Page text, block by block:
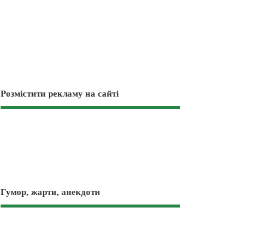
Розмістити рекламу на сайті
Гумор, жарти, анекдоти